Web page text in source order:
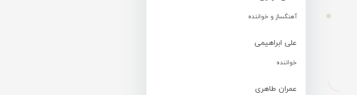
آهنگساز و خواننده
علی ابراهیمی
خواننده
عمران طاهری